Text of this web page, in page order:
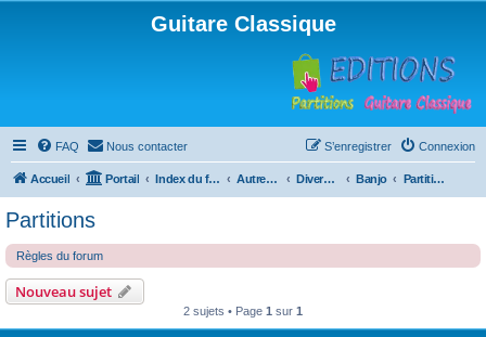
Guitare Classique
FAQ Nous contacter Connexion
S’enregistrer
Accueil Portail Index du forum Autres instruments à cordes pincées, ou styles Divers instruments Banjo Partitions
Partitions
Règles du forum
Nouveau sujet
2 sujets • Page 1 sur 1